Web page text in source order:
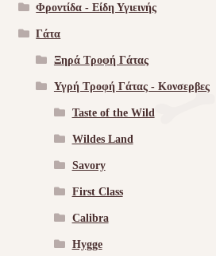
Φροντίδα - Είδη Υγιεινής
Γάτα
Ξηρά Τροφή Γάτας
Υγρή Τροφή Γάτας - Kονσερβες
Taste of the Wild
Wildes Land
Savory
First Class
Calibra
Hygge